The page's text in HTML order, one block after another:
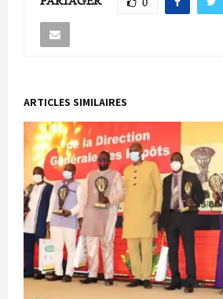
ARTICLES SIMILAIRES